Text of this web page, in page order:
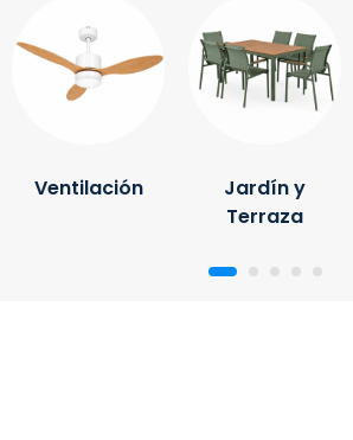
Ventilación
Jardín y
Terraza